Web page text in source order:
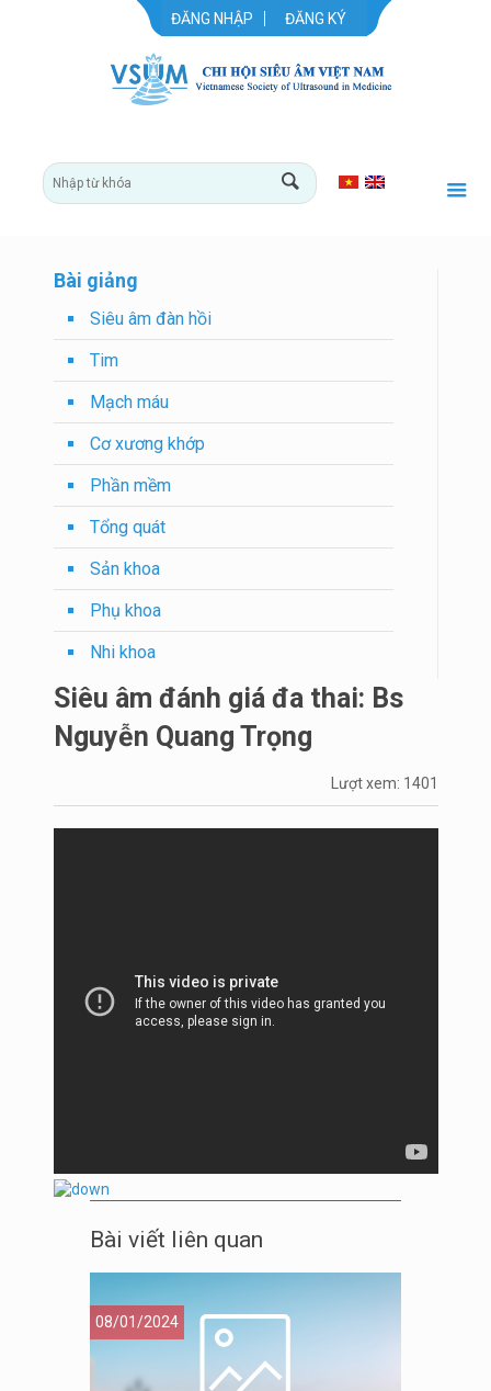
ĐĂNG NHẬP ĐĂNG KÝ
Bài giảng
Siêu âm đàn hồi
Tim
Mạch máu
Cơ xương khớp
Phần mềm
Tổng quát
Sản khoa
Phụ khoa
Nhi khoa
Siêu âm đánh giá đa thai: Bs
Nguyễn Quang Trọng
Lượt xem: 1401
Bài viết liên quan
08/01/2024